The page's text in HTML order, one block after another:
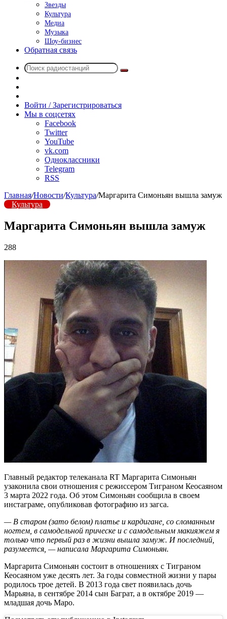
Звезды
Культура
Медиа
Музыка
Шоу-бизнес
Обратная связь
Поиск
радио
Войти / Зарегистрироваться
Мы в соцсетях
Facebook
Twitter
YouTube
vk.com
Одноклассники
Telegram
RSS
Главная/Новости/Культура/Маргарита Симоньян вышла замуж
Культура
Маргарита Симоньян вышла замуж
288
Главный редактор телеканала RT Маргарита Симоньян
узаконила свои отношения с режиссером Тиграном Кеосаяном
3 марта 2022 года. Об этом Симоньян сообщила в своем
инстаграме, опубликовав фотографию из загса.
— В старом (зато белом) платье и кардигане, со сломанным
ногтем, в самодельной прическе и с самодельным макияжем я
только что первый раз в жизни вышла замуж. И последний,
разумеется, — написала Маргарита Симоньян.
Маргарита Симоньян состоит в отношениях с Тиграном
Кеосаяном уже десять лет. За годы совместной жизни у пары
родилось трое детей. В 2013 года свет появилась дочь
Марьяна, в сентябре 2014 сын Баграт, а в октябре 2019 —
младшая дочь Маро.